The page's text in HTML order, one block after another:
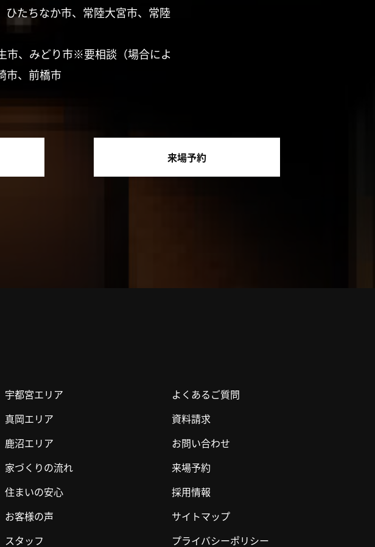
たちなか市、常陸大宮市、常陸
市、みどり市※要相談（場合によ
市、前橋市
来場予約
宇都宮エリア
真岡エリア
鹿沼エリア
家づくりの流れ
住まいの安心
お客様の声
スタッフ
よくあるご質問
資料請求
お問い合わせ
来場予約
採用情報
サイトマップ
プライバシーポリシー